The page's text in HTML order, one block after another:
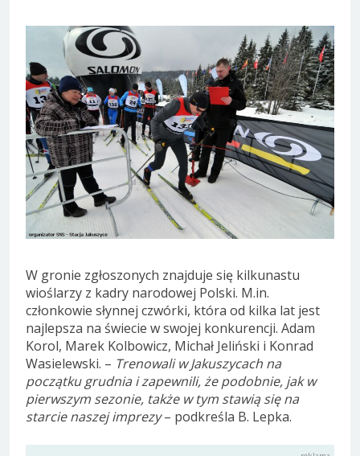
W gronie zgłoszonych znajduje się kilkunastu
wioślarzy z kadry narodowej Polski. M.in.
członkowie słynnej czwórki, która od kilka lat jest
najlepsza na świecie w swojej konkurencji. Adam
Korol, Marek Kolbowicz, Michał Jeliński i Konrad
Wasielewski. – Trenowali w Jakuszycach na
początku grudnia i zapewnili, że podobnie, jak w
pierwszym sezonie, także w tym stawią się na
starcie naszej imprezy– podkreśla B. Lepka.